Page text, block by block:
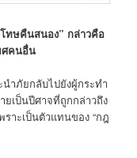
ทษคืนสนอง” กล่าวคือ
ศคนอื่น
นำภัยกลับไปยังผู้กระทำ
ยเป็นปีศาจที่ถูกกล่าวถึง
ราะเป็นตัวแทนของ “กฎ